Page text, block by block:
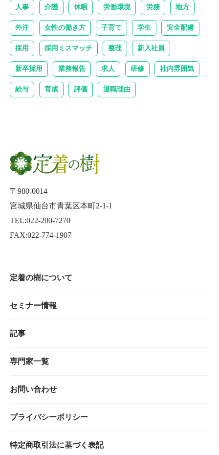
人事 介護 休暇 労働環境 労務 地方
外注 女性の働き方 子育て 学生 安全配慮
採用 採用ミスマッチ 整理 新入社員
新卒採用 業務報告 求人 研修 社内雰囲気
給与 育成 評価 退職理由
〒980-0014
宮城県仙台市青葉区本町2-1-1
TEL:022-200-7270
FAX:022-774-1907
定着の樹について
セミナー情報
記事
専門家一覧
お問い合わせ
プライバシーポリシー
特定商取引法に基づく表記